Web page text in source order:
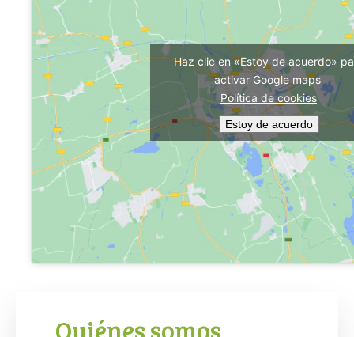
Haz clic en «Estoy de acuerdo»
activar Google maps
Política de cookies
Estoy de acuerdo